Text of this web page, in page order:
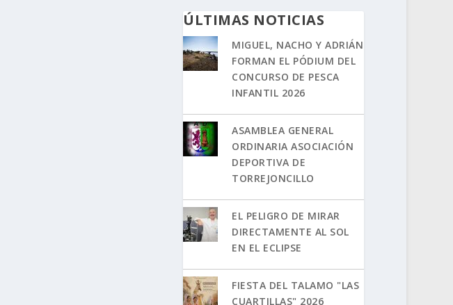
ÚLTIMAS NOTICIAS
MIGUEL, NACHO Y ADRIÁN
FORMAN EL PÓDIUM DEL
CONCURSO DE PESCA
INFANTIL 2026
ASAMBLEA GENERAL
ORDINARIA ASOCIACIÓN
DEPORTIVA DE
TORREJONCILLO
EL PELIGRO DE MIRAR
DIRECTAMENTE AL SOL
EN EL ECLIPSE
FIESTA DEL TALAMO "LAS
CUARTILLAS" 2026